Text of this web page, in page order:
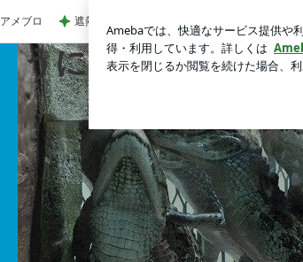
アメブロ 遮熱機能付きで涼しいカーディガン
うにっぴゴーゴゴ